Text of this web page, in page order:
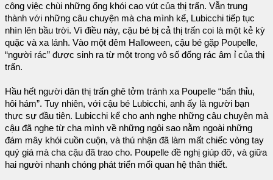
công việc chùi những ống khói cao vút của thị trấn. Vẫn trung
thành với những câu chuyện mà cha mình kể, Lubicchi tiếp tục
nhìn lên bầu trời. Vì điều này, cậu bé bị cả thị trấn coi là một kẻ kỳ
quặc và xa lánh. Vào một đêm Halloween, cậu bé gặp Poupelle,
“người rác” được sinh ra từ một trong vô số đống rác âm ỉ của thị
trấn.
Hầu hết người dân thị trấn ghê tởm tránh xa Poupelle “bẩn thỉu,
hôi hám”. Tuy nhiên, với cậu bé Lubicchi, anh ấy là người bạn
thực sự đầu tiên. Lubicchi kể cho anh nghe những câu chuyện mà
cậu đã nghe từ cha mình về những ngôi sao nằm ngoài những
đám mây khói cuồn cuộn, và thú nhận đã làm mất chiếc vòng tay
quý giá mà cha cậu đã trao cho. Poupelle đề nghị giúp đỡ, và giữa
hai người nhanh chóng phát triển mối quan hệ thân thiết.